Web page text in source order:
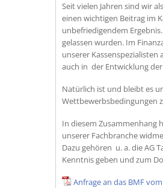
Seit vielen Jahren sind wir
einen wichtigen Beitrag im
unbefriedigendem
gelassen wurden. Im
unserer
auch in der Entwicklung
Natürlich ist und bleibt es
Wettbewerbsbedingungen
In diesem Zusammenhang
unserer Fachbranche
Dazu gehören u. a. die AG
Kenntnis geben und zum
Anfrage an das BMF vom